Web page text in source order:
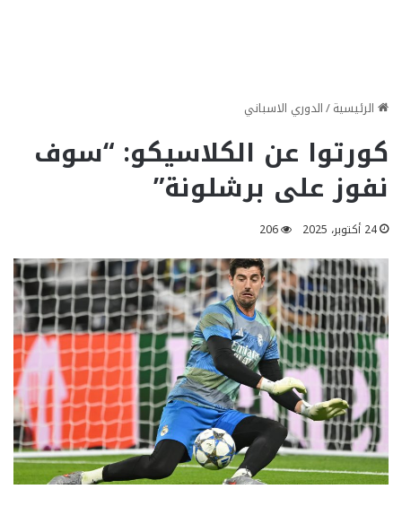
الرئيسية/الدوري الاسباني
كورتوا عن الكلاسيكو: “سوف
نفوز على برشلونة”
24 أكتوبر، 2025 206